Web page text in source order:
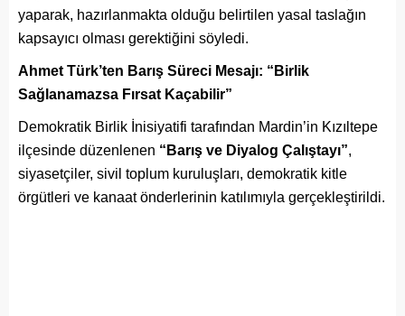
yaparak, hazırlanmakta olduğu belirtilen yasal taslağın
kapsayıcı olması gerektiğini söyledi.
Ahmet Türk’ten Barış Süreci Mesajı: “Birlik
Sağlanamazsa Fırsat Kaçabilir”
Demokratik Birlik İnisiyatifi tarafından Mardin’in Kızıltepe
ilçesinde düzenlenen “Barış ve Diyalog Çalıştayı”,
siyasetçiler, sivil toplum kuruluşları, demokratik kitle
örgütleri ve kanaat önderlerinin katılımıyla gerçekleştirildi.